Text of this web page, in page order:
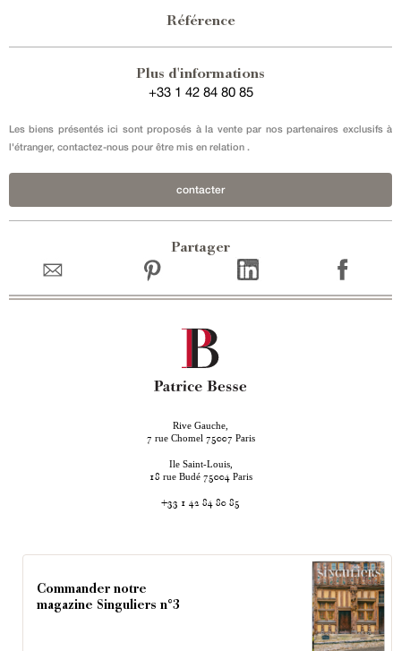
Référence
Plus d'informations
+33 1 42 84 80 85
Les biens présentés ici sont proposés à la vente par nos partenaires exclusifs à
l'étranger, contactez-nous pour être mis en relation .
contacter
Partager
Rive Gauche,
7 rue Chomel 75007 Paris
Ile Saint-Louis,
18 rue Budé 75004 Paris
+33 1 42 84 80 85
Commander notre
magazine Singuliers n°3